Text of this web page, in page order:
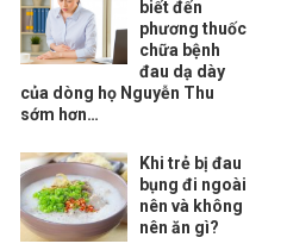
biết đến
phương thuốc
chữa bệnh
đau dạ dày
của dòng họ Nguyễn Thu
sớm hơn…
Khi trẻ bị đau
bụng đi ngoài
nên và không
nên ăn gì?